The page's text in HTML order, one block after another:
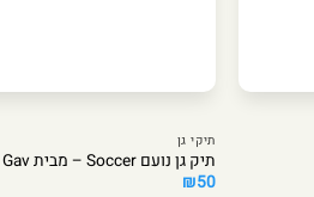
תיקי גן
תיק גן נועם Soccer – מבית Kal Gav
₪50